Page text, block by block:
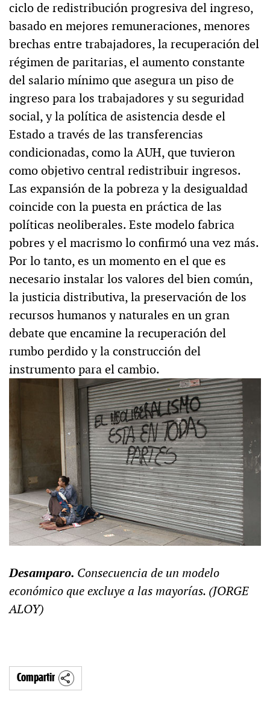
ciclo de redistribución progresiva del ingreso,
basado en mejores remuneraciones, menores
brechas entre trabajadores, la recuperación del
régimen de paritarias, el aumento constante
del salario mínimo que asegura un piso de
ingreso para los trabajadores y su seguridad
social, y la política de asistencia desde el
Estado a través de las transferencias
condicionadas, como la AUH, que tuvieron
como objetivo central redistribuir ingresos.
Las expansión de la pobreza y la desigualdad
coincide con la puesta en práctica de las
políticas neoliberales. Este modelo fabrica
pobres y el macrismo lo confirmó una vez más.
Por lo tanto, es un momento en el que es
necesario instalar los valores del bien común,
la justicia distributiva, la preservación de los
recursos humanos y naturales en un gran
debate que encamine la recuperación del
rumbo perdido y la construcción del
instrumento para el cambio.
Desamparo. Consecuencia de un modelo
económico que excluye a las mayorías. (JORGE
ALOY)
Compartir